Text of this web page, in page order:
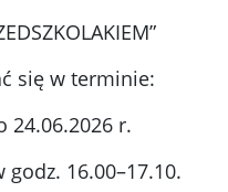
się w terminie:
24.06.2026 r.
16.00–17.10.